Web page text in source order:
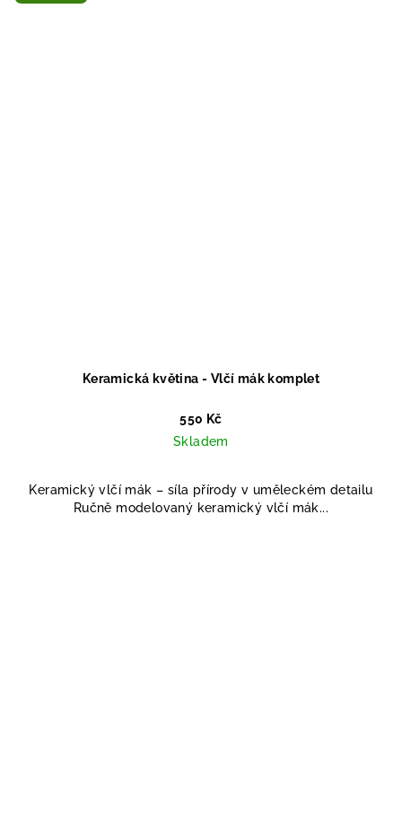
Keramická květina - Vlčí mák komplet
550 Kč
Skladem
Keramický vlčí mák – síla přírody v uměleckém detailu
Ručně modelovaný keramický vlčí mák...